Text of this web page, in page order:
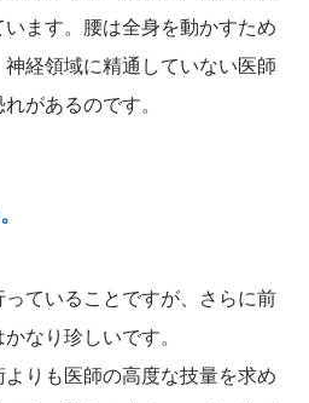
ます。腰は全身を動かすため
経領域に精通していない医師
があるのです。
ていることですが、さらに前
なり珍しいです。
りも医師の高度な技量を求め